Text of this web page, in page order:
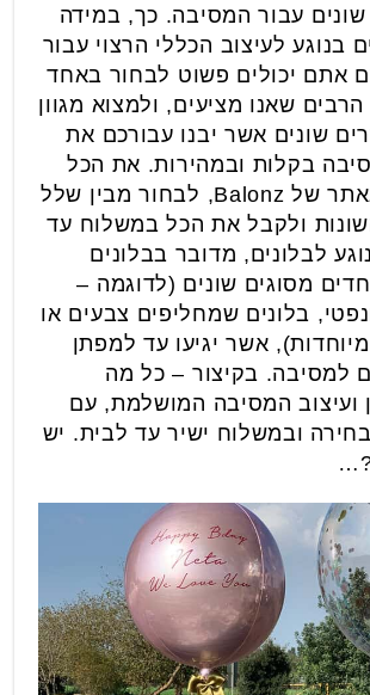
שונים עבור המסיבה. כך, במידה
בנוגע לעיצוב הכללי הרצוי עבור
אתם יכולים פשוט לבחור באחד
שאנו מציעים, ולמצוא מגוון
שונים אשר יבנו עבורכם את
בקלות ובמהירות. את הכל
ניתן לראות באתר של Balonz, לבחור מבין שלל
ולקבל את הכל במשלוח עד
לבלונים, מדובר בבלונים
מסוגים שונים (לדוגמה –
בלונים שמחליפים צבעים או
אשר יגיעו עד למפתן
למסיבה. בקיצור – כל מה
ועיצוב המסיבה המושלמת, עם
ובמשלוח ישיר עד לבית. יש